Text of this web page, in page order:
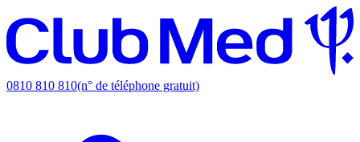
0810 810 810(n° de téléphone gratuit)